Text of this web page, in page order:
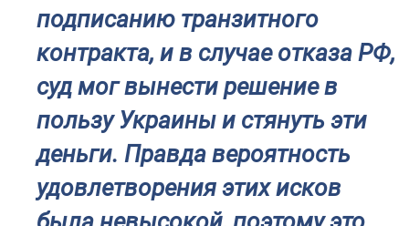
подписанию транзитного
контракта, и в случае отказа РФ,
суд мог вынести решение в
пользу Украины и стянуть эти
деньги. Правда вероятность
удовлетворения этих исков